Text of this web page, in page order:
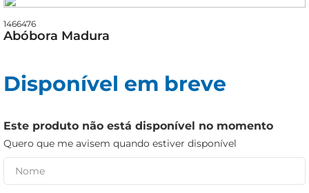
1466476
Abóbora Madura
Disponível em breve
Este produto não está disponível no momento
Quero que me avisem quando estiver disponível
queijo
biscoito
papel higiênico
cerveja